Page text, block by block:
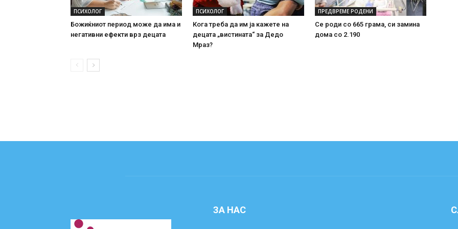
ПСИХОЛОГ
Божиќниот период може да има и
негативни ефекти врз децата
ПСИХОЛОГ
Кога треба да им ја кажете на
децата „вистината“ за Дедо
Мраз?
ПРЕДВРЕМЕ РОДЕНИ
Се роди со 665 грама, си замина
дома со 2.190
ЗА НАС